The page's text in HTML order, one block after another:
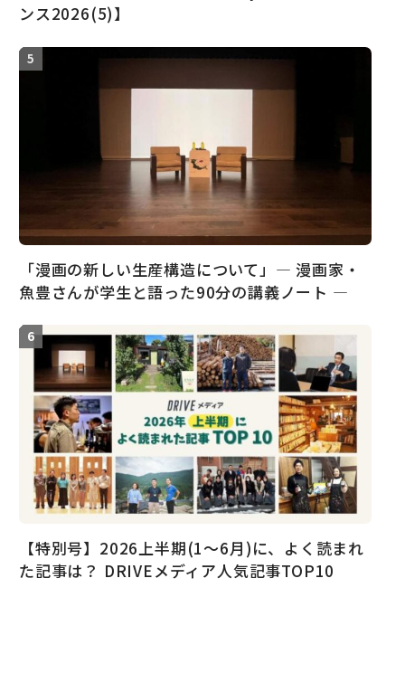
ンス2026(5)】
「漫画の新しい生産構造について」― 漫画家・
魚豊さんが学生と語った90分の講義ノート ―
【特別号】2026上半期(1〜6月)に、よく読まれ
た記事は？ DRIVEメディア人気記事TOP10